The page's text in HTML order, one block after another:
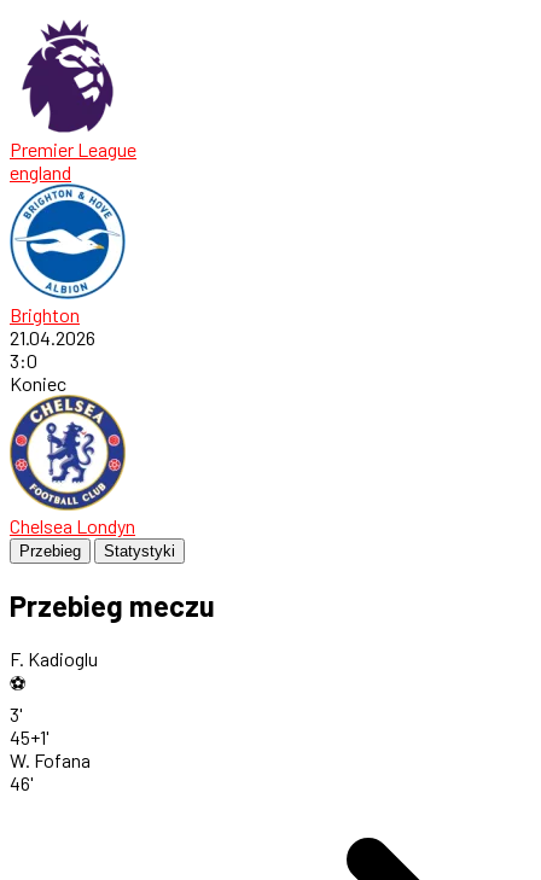
Premier League
england
Brighton
21.04.2026
3:0
Koniec
Chelsea Londyn
Przebieg Statystyki
Przebieg meczu
F. Kadioglu
⚽
3'
45+1'
W. Fofana
46'